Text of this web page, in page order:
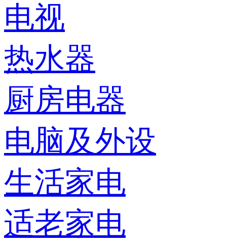
电视
热水器
厨房电器
电脑及外设
生活家电
适老家电